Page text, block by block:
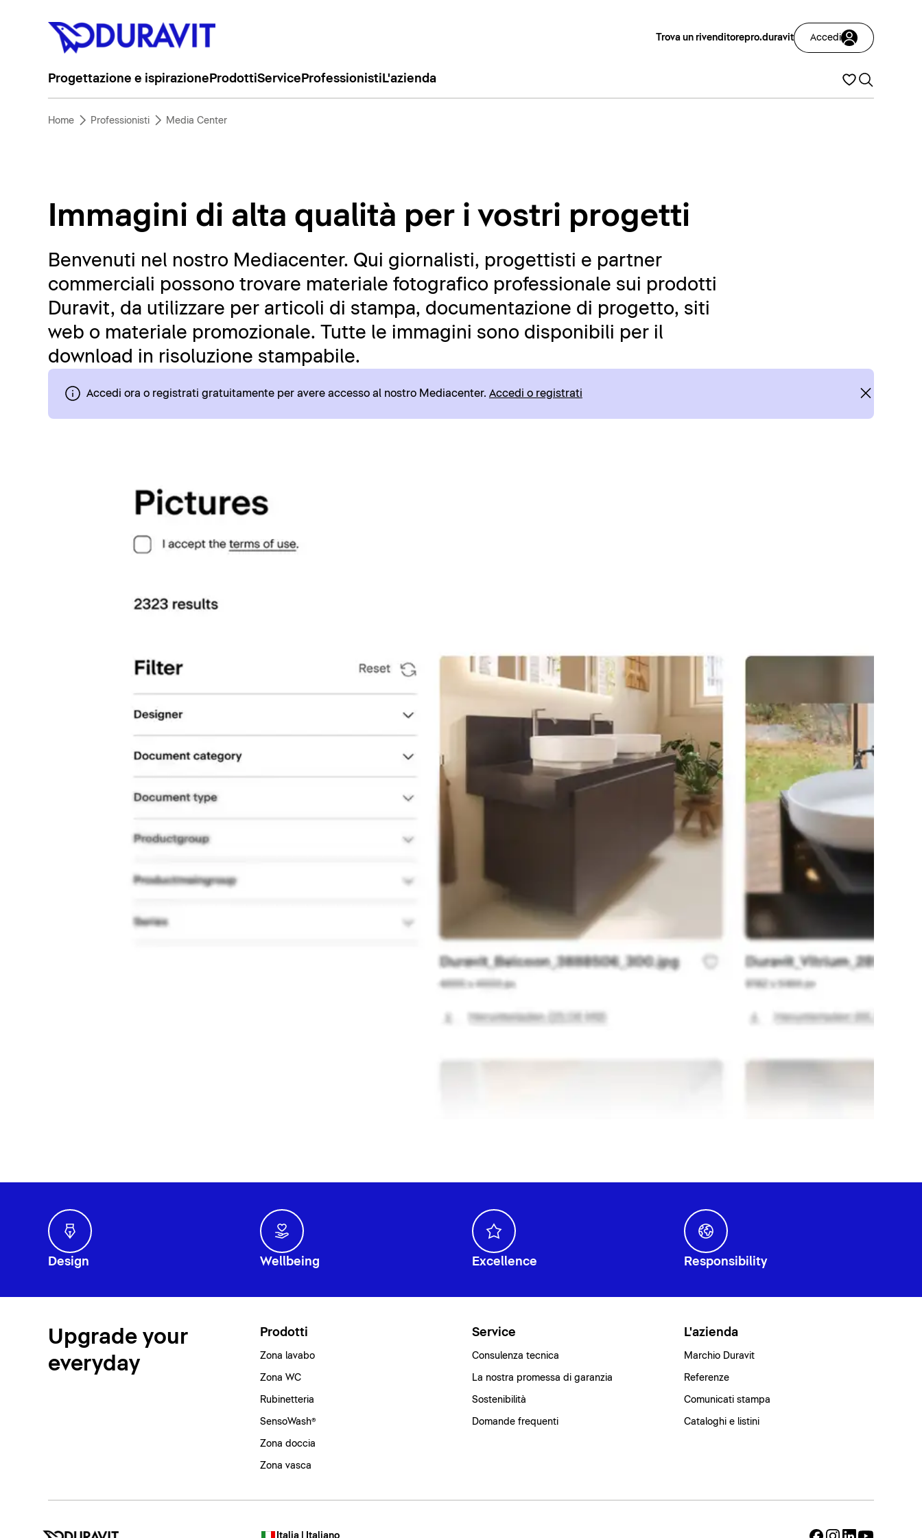
Trova un rivenditorepro.duravit Accedi
Progettazione e ispirazione ProdottiService Professionisti L'azienda
Home Professionisti Media Center
Immagini di alta qualità per i vostri progetti
Benvenuti nel nostro Mediacenter. Qui giornalisti, progettisti e partner
commerciali possono trovare materiale fotografico professionale sui prodotti
Duravit, da utilizzare per articoli di stampa, documentazione di progetto, siti
web o materiale promozionale. Tutte le immagini sono disponibili per il
download in risoluzione stampabile.
Accedi ora o registrati gratuitamente per avere accesso al nostro Mediacenter. Accedi o registrati
Design Wellbeing Excellence Responsibility
Upgrade your
everyday
Prodotti
Zona lavabo
Zona WC
Rubinetteria
SensoWash®
Zona doccia
Zona vasca
Service
Consulenza tecnica
La nostra promessa di garanzia
Sostenibilità
Domande frequenti
L'azienda
Marchio Duravit
Referenze
Comunicati stampa
Cataloghi e listini